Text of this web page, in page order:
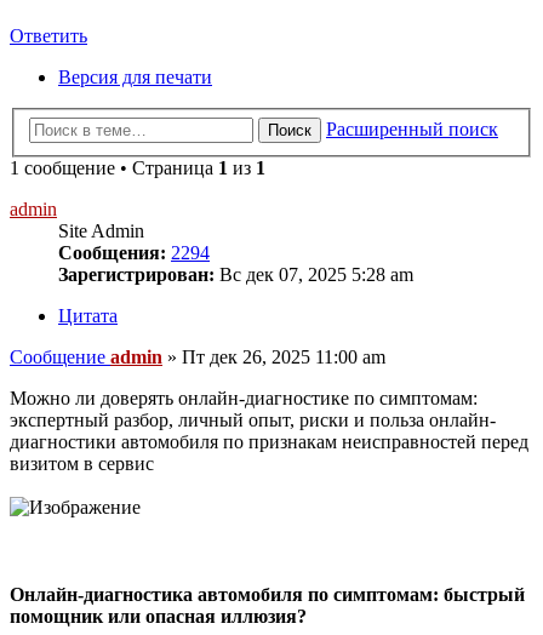
Ответить
Версия для печати
Поиск
Расширенный поиск
1 сообщение • Страница 1 из 1
admin
Site Admin
Сообщения: 2294
Зарегистрирован: Вс дек 07, 2025 5:28 am
Цитата
Сообщение admin » Пт дек 26, 2025 11:00 am
Можно ли доверять онлайн-диагностике по симптомам:
экспертный разбор, личный опыт, риски и польза онлайн-
диагностики автомобиля по признакам неисправностей перед
визитом в сервис
Онлайн-диагностика автомобиля по симптомам: быстрый
помощник или опасная иллюзия?